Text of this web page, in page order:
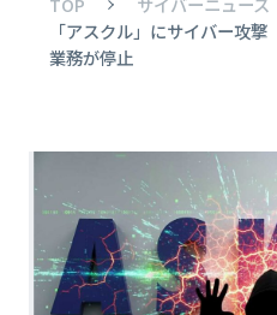
「アスクル」にサイバー攻
業務が停止